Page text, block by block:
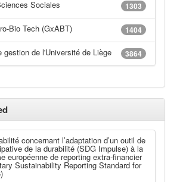
Sociales 1303
Bio Tech (GxABT) 1404
gestion de l'Université de Liège 3864
concernant l’adaptation d’un outil de
de la durabilité (SDG Impulse) à la
européenne de reporting extra-financier
Sustainability Reporting Standard for